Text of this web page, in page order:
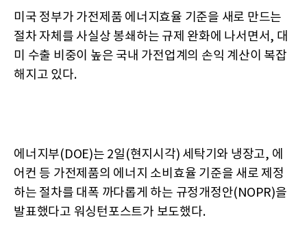
미국 정부가 가전제품 에너지효율 기준을 새로 만드는
절차 자체를 사실상 봉쇄하는 규제 완화에 나서면서, 대
미 수출 비중이 높은 국내 가전업계의 손익 계산이 복잡
해지고 있다.
에너지부(DOE)는 2일(현지시각) 세탁기와 냉장고, 에
어컨 등 가전제품의 에너지 소비효율 기준을 새로 제정
하는 절차를 대폭 까다롭게 하는 규정개정안(NOPR)을
발표했다고 워싱턴포스트가 보도했다.